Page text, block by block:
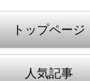
トップページ
人気記事